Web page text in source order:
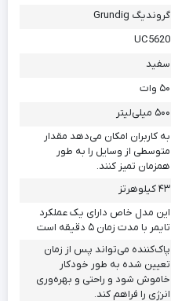
گروندیگ Grundig
UC5620
سفید
۵۰ وات
۵۰۰ میلی‌لیتر
به کاربران امکان می‌دهد مقدار
متوسطی از وسایل را به طور
همزمان تمیز کنند.
۴۳ کیلوهرتز
این مدل خاص دارای یک عملکرد
تایمر با مدت زمان ۵ دقیقه است
پاک‌کننده می‌تواند پس از زمان
تعیین شده به طور خودکار
خاموش شود و راحتی و بهره‌وری
انرژی را فراهم کند.